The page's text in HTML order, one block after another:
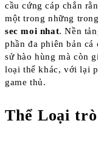
cầu cứng cáp chắn
một trong những
sec moi nhat. Nền
phần đa phiên bản
sử hào hùng mà còn
loại thể khác, với lại
game thủ.
Thể Loại